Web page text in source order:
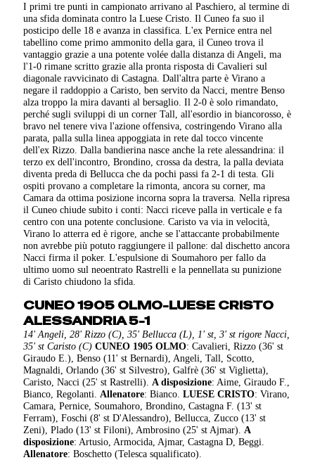
I primi tre punti in campionato arrivano al Paschiero, al termine di
una sfida dominata contro la Luese Cristo. Il Cuneo fa suo il
posticipo delle 18 e avanza in classifica. L'ex Pernice entra nel
tabellino come primo ammonito della gara, il Cuneo trova il
vantaggio grazie a una potente volée dalla distanza di Angeli, ma
l'1-0 rimane scritto grazie alla pronta risposta di Cavalieri sul
diagonale ravvicinato di Castagna. Dall'altra parte è Virano a
negare il raddoppio a Caristo, ben servito da Nacci, mentre Benso
alza troppo la mira davanti al bersaglio. Il 2-0 è solo rimandato,
perché sugli sviluppi di un corner Tall, all'esordio in biancorosso, è
bravo nel tenere viva l'azione offensiva, costringendo Virano alla
parata, palla sulla linea appoggiata in rete dal tocco vincente
dell'ex Rizzo. Dalla bandierina nasce anche la rete alessandrina: il
terzo ex dell'incontro, Brondino, crossa da destra, la palla deviata
diventa preda di Bellucca che da pochi passi fa 2-1 di testa. Gli
ospiti provano a completare la rimonta, ancora su corner, ma
Camara da ottima posizione incorna sopra la traversa. Nella ripresa
il Cuneo chiude subito i conti: Nacci riceve palla in verticale e fa
centro con una potente conclusione. Caristo va via in velocità,
Virano lo atterra ed è rigore, anche se l'attaccante probabilmente
non avrebbe più potuto raggiungere il pallone: dal dischetto ancora
Nacci firma il poker. L'espulsione di Soumahoro per fallo da
ultimo uomo sul neoentrato Rastrelli e la pennellata su punizione
di Caristo chiudono la sfida.
CUNEO 1905 OLMO-LUESE CRISTO
ALESSANDRIA 5-1
14' Angeli, 28' Rizzo (C), 35' Bellucca (L), 1' st, 3' st rigore Nacci,
35' st Caristo (C) CUNEO 1905 OLMO: Cavalieri, Rizzo (36' st
Giraudo E.), Benso (11' st Bernardi), Angeli, Tall, Scotto,
Magnaldi, Orlando (36' st Silvestro), Galfrè (36' st Viglietta),
Caristo, Nacci (25' st Rastrelli). A disposizione: Aime, Giraudo F.,
Bianco, Regolanti. Allenatore: Bianco.LUESE CRISTO: Virano,
Camara, Pernice, Soumahoro, Brondino, Castagna F. (13' st
Ferram), Foschi (8' st D'Alessandro), Bellucca, Zucco (13' st
Zeni), Plado (13' st Filoni), Ambrosino (25' st Ajmar). A
disposizione: Artusio, Armocida, Ajmar, Castagna D, Beggi.
Allenatore: Boschetto (Telesca squalificato).